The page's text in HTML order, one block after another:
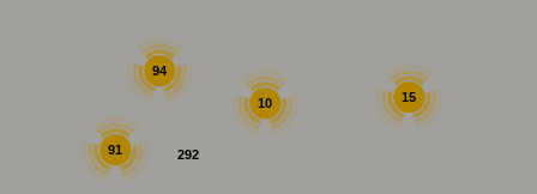
292
94
10 15
91